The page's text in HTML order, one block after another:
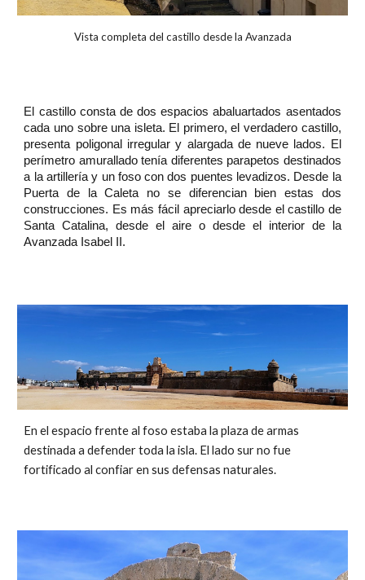
Vista completa del castillo desde la Avanzada
El castillo consta de dos espacios abaluartados asentados
cada uno sobre una isleta. El primero, el verdadero castillo,
presenta poligonal irregular y alargada de nueve lados. El
perímetro amurallado tenía diferentes parapetos destinados
a la artillería y un foso con dos puentes levadizos. Desde la
Puerta de la Caleta no se diferencian bien estas dos
construcciones. Es más fácil apreciarlo desde el castillo de
Santa Catalina, desde el aire o desde el interior de la
Avanzada Isabel II.
En el espacio frente al foso estaba la plaza de armas
destinada a defender toda la isla. El lado sur no fue
fortificado al confiar en sus defensas naturales.